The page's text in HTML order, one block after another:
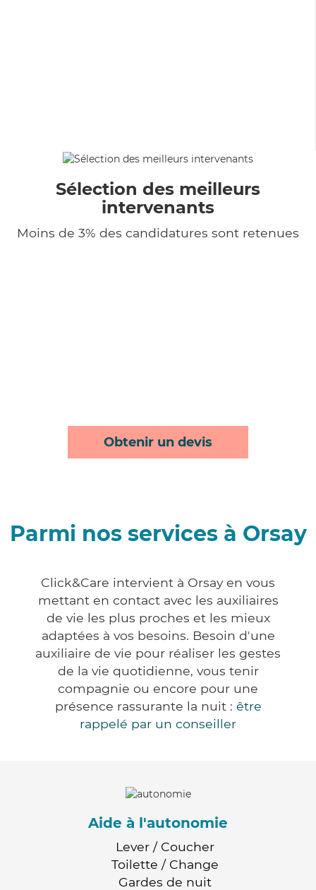
Sélection des meilleurs
intervenants
Moins de 3% des candidatures sont retenues
Obtenir un devis
Parmi nos services à Orsay
Click&Care intervient à Orsay en vous
mettant en contact avec les auxiliaires
de vie les plus proches et les mieux
adaptées à vos besoins. Besoin d'une
auxiliaire de vie pour réaliser les gestes
de la vie quotidienne, vous tenir
compagnie ou encore pour une
présence rassurante la nuit : être
rappelé par un conseiller
Aide à l'autonomie
Lever / Coucher
Toilette / Change
Gardes de nuit